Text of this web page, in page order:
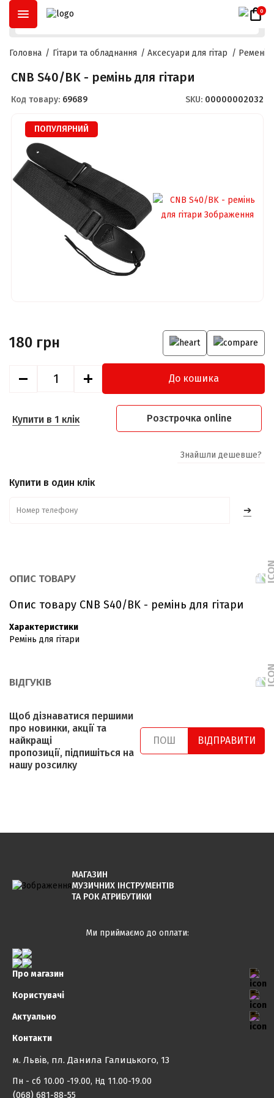
ОПЛАТА ЧАСТИНАМИ РОЗСТРОЧКАДО
0
Головна Гітари та обладнання Аксесуари для гітар Ремені
CNB S40/BK - ремінь для гітари
Код товару: 69689 SKU: 00000002032
ПОПУЛЯРНИЙ
180 грн
До кошика
Купити в 1 клік Розстрочка online
Знайшли дешевше?
Купити в один клік
➔
ОПИС ТОВАРУ
Опис товару CNB S40/BK - ремінь для гітари
Характеристики
Ремінь для гітари
ВІДГУКІВ
Щоб дізнаватися першими
про новинки, акції та
найкращі
пропозиції, підпишіться на
нашу розсилку
ВІДПРАВИТИ
МАГАЗИН
МУЗИЧНИХ ІНСТРУМЕНТІВ
ТА РОК АТРИБУТИКИ
Ми приймаємо до оплати:
Контакти
м. Львів, пл. Данила Галицького, 13
Пн - сб 10.00 -19.00, Нд 11.00-19.00
(068) 681-88-55
Про магазин
Користувачі
Актуально